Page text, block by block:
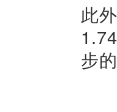
此
步